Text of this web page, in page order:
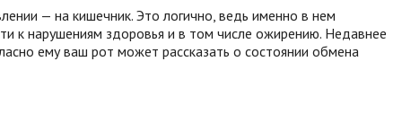
— на кишечник. Это логично, ведь именно в нем
к нарушениям здоровья и в том числе ожирению. Недавнее
ему ваш рот может рассказать о состоянии обмена